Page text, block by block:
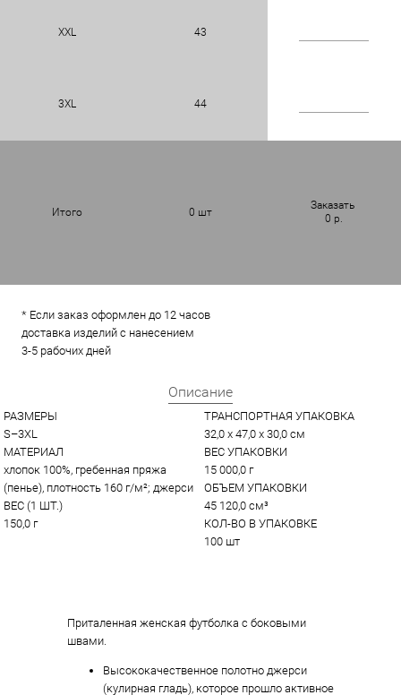
XXL 43
3XL 44
Итого 0 шт
Заказать
0 р.
* Если заказ оформлен до 12 часов
доставка изделий с нанесением
3-5 рабочих дней
Описание
РАЗМЕРЫ
S–3XL
МАТЕРИАЛ
хлопок 100%, гребенная пряжа
(пенье), плотность 160 г/м²; джерси
ВЕС (1 ШТ.)
150,0 г
ТРАНСПОРТНАЯ УПАКОВКА
32,0 x 47,0 x 30,0 см
ВЕС УПАКОВКИ
15 000,0 г
ОБЪЕМ УПАКОВКИ
45 120,0 см³
КОЛ-ВО В УПАКОВКЕ
100 шт
Приталенная женская футболка с боковыми
швами.
Высококачественное полотно джерси
(кулирная гладь), которое прошло активное